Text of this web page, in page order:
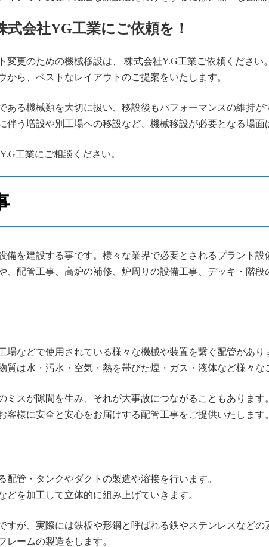
式会社YG工業にご依頼を！
変更のための機械移設は、 株式会社Y.G工業ご依頼ください。
から、ベストなレイアウトのご提案をいたします。
ある機械類を大切に扱い、移設後もパフォーマンスの維持が
伴う増設や別工場への移設など、機械移設が必要となる場面
工業にご相談ください。
備を建設する事です。様々な業界で必要とされるプラント設
、配管工事、高炉の補修、炉周りの設備工事、デッキ・階
場などで使用されている様々な機械や装置を繋ぐ配管があり
質は水・汚水・空気・熱を帯びた煙・ガス・液体など様々な
ミスが隙間を生み、それが大事故につながることもあります。
客様に安全と安心をお届けする配管工事をご提供いたします。
配管・タンクやダクトの製造や溶接を行います。
どを加工して立体的に組み上げていきます。
すが、実際には鉄板や形鋼と呼ばれる鉄やステンレスなど
レームの製造をします。